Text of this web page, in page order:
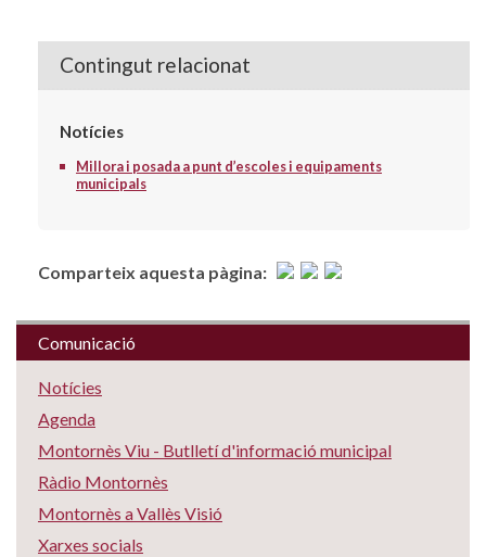
Contingut relacionat
Notícies
Millora i posada a punt d’escoles i equipaments
municipals
Comparteix aquesta pàgina:
Comunicació
Notícies
Agenda
Montornès Viu - Butlletí d'informació municipal
Ràdio Montornès
Montornès a Vallès Visió
Xarxes socials